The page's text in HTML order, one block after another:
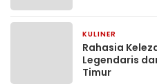
KULINER
Rahasia
Legendaris
Timur